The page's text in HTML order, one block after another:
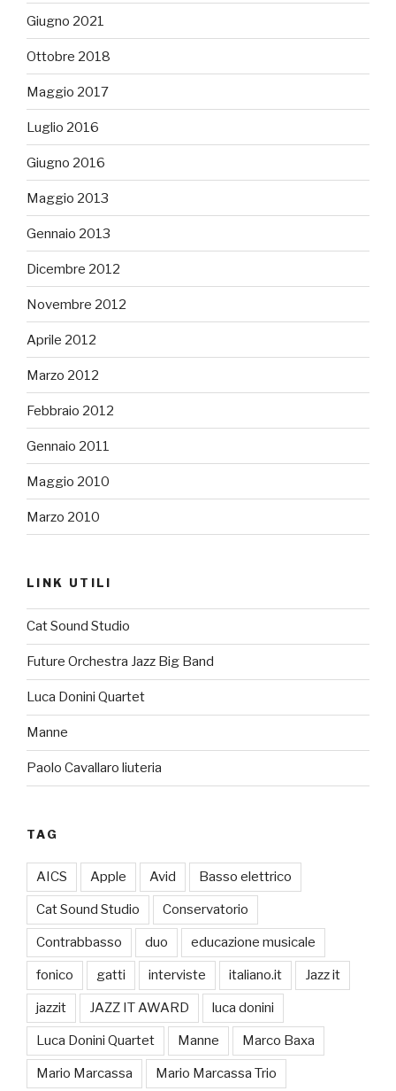
Giugno 2021
Ottobre 2018
Maggio 2017
Luglio 2016
Giugno 2016
Maggio 2013
Gennaio 2013
Dicembre 2012
Novembre 2012
Aprile 2012
Marzo 2012
Febbraio 2012
Gennaio 2011
Maggio 2010
Marzo 2010
LINK UTILI
Cat Sound Studio
Future Orchestra Jazz Big Band
Luca Donini Quartet
Manne
Paolo Cavallaro liuteria
TAG
AICS Apple Avid Basso elettrico
Cat Sound Studio Conservatorio
Contrabbasso duo educazione musicale
fonico gatti interviste italiano.it Jazz it
jazzit JAZZ IT AWARD luca donini
Luca Donini Quartet Manne Marco Baxa
Mario Marcassa Mario Marcassa Trio